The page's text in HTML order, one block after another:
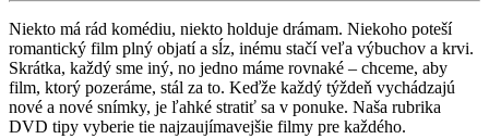
Niekto má rád komédiu, niekto holduje drámam. Niekoho poteší
romantický film plný objatí a sĺz, inému stačí veľa výbuchov a krvi.
Skrátka, každý sme iný, no jedno máme rovnaké – chceme, aby
film, ktorý pozeráme, stál za to. Keďže každý týždeň vychádzajú
nové a nové snímky, je ľahké stratiť sa v ponuke. Naša rubrika
DVD tipy vyberie tie najzaujímavejšie filmy pre každého.